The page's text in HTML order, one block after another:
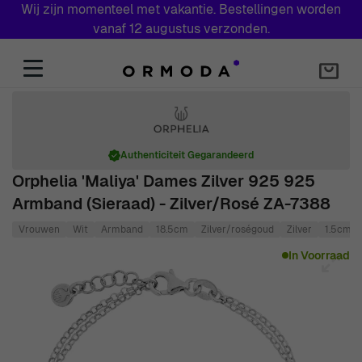
Wij zijn momenteel met vakantie. Bestellingen worden
vanaf 12 augustus verzonden.
Orphelia 'Maliya' Dames Zilver 925 925
Armband (sieraad) - Zilver/Rosé ZA-7388
Authenticiteit Gegarandeerd
Vrouwen Wit Armband 18.5cm Zilver/roségoud Zilver 1.5cm
In Voorraad